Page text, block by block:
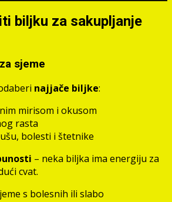
biljku za sakupljanje
sjeme
najjače biljke:
mirisom i okusom
rasta
bolesti i štetnike
– neka biljka ima energiju za
cvat.
s bolesnih ili slabo